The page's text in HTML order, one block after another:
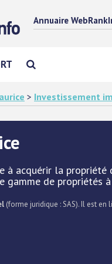
Annuaire
> Investissement
à acquérir la
gamme de propriétés
(forme juridique : SAS). Il est en